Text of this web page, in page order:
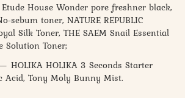
House Wonder pore freshner black,
sebum toner, NATURE REPUBLIC
Silk Toner, THE SAEM Snail Essential
Solution Toner;
HOLIKA HOLIKA 3 Seconds Starter
Acid, Tony Moly Bunny Mist.